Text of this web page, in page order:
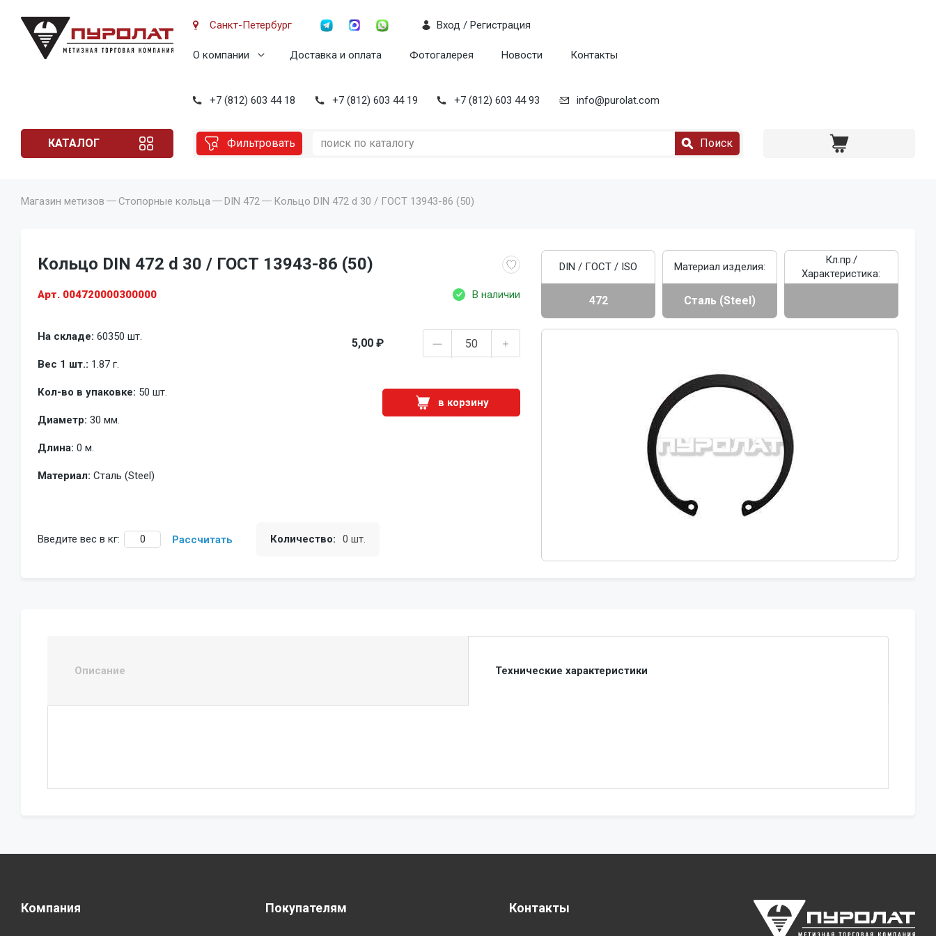
Санкт-Петербург
О компании Доставка и оплата Фотогалерея Новости Контакты
Вход / Регистрация
+7 (812) 603 44 18 +7 (812) 603 44 19 +7 (812) 603 44 93 info@purolat.com
КАТАЛОГ Фильтровать Поиск
Магазин метизов Стопорные кольца DIN 472 Кольцо DIN 472 d 30 / ГОСТ 13943-86 (50)
Кольцо DIN 472 d 30 / ГОСТ 13943-86 (50)
Арт. 004720000300000 В наличии
На складе: 60350 шт.
Вес 1 шт.: 1.87 г.
Кол-во в упаковке: 50 шт.
Диаметр: 30 мм.
Длина: 0 м.
Материал: Сталь (Steel)
5,00 ₽
в корзину
Введите вес в кг: Рассчитать Количество: 0 шт.
DIN / ГОСТ / ISO
472
Материал изделия:
Сталь (Steel)
Кл.пр./
Характеристика:
Описание Технические характеристики
Компания Покупателям Контакты